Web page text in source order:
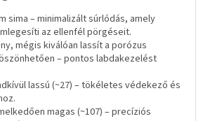
sima – minimalizált súrlódás, amely
az ellenfél pörgéseit.
mégis kiválóan lassít a porózus
– pontos labdakezelést
lassú (~27) – tökéletes védekező és
magas (~107) – precíziós